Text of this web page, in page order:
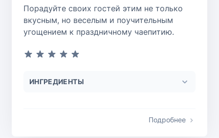
Порадуйте своих гостей этим не только
вкусным, но веселым и поучительным
угощением к праздничному чаепитию.
ИНГРЕДИЕНТЫ
Подробнее